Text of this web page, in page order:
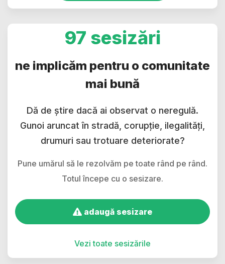
97 sesizări
ne implicăm pentru o comunitate
mai bună
Dă de știre dacă ai observat o neregulă.
Gunoi aruncat în stradă, corupție, ilegalități,
drumuri sau trotuare deteriorate?
Pune umărul să le rezolvăm pe toate rând pe rând.
Totul începe cu o sesizare.
adaugă sesizare
Vezi toate sesizările